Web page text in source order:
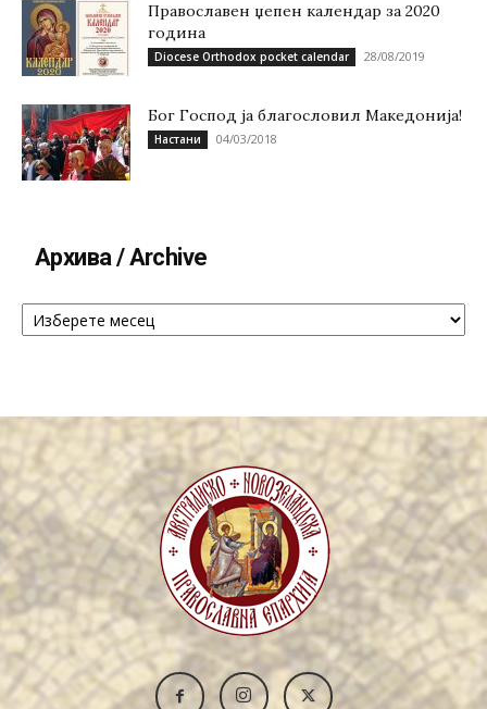
Православен џепен календар за 2020
година
Diocese Orthodox pocket calendar 28/08/2019
Бог Господ ја благословил Македонија!
Настани 04/03/2018
Архива / Archive
Архива